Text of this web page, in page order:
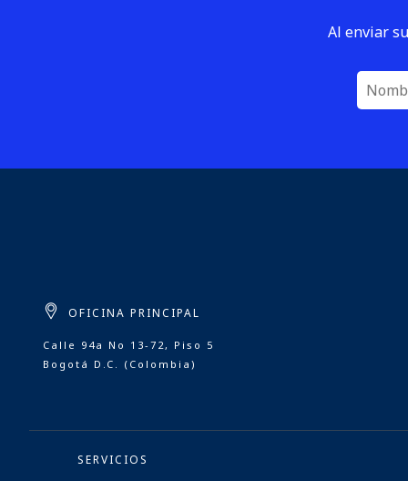
Al enviar
OFICINA PRINCIPAL
Calle 94a No 13-72, Piso 5
Bogotá D.C. (Colombia)
SERVICIOS